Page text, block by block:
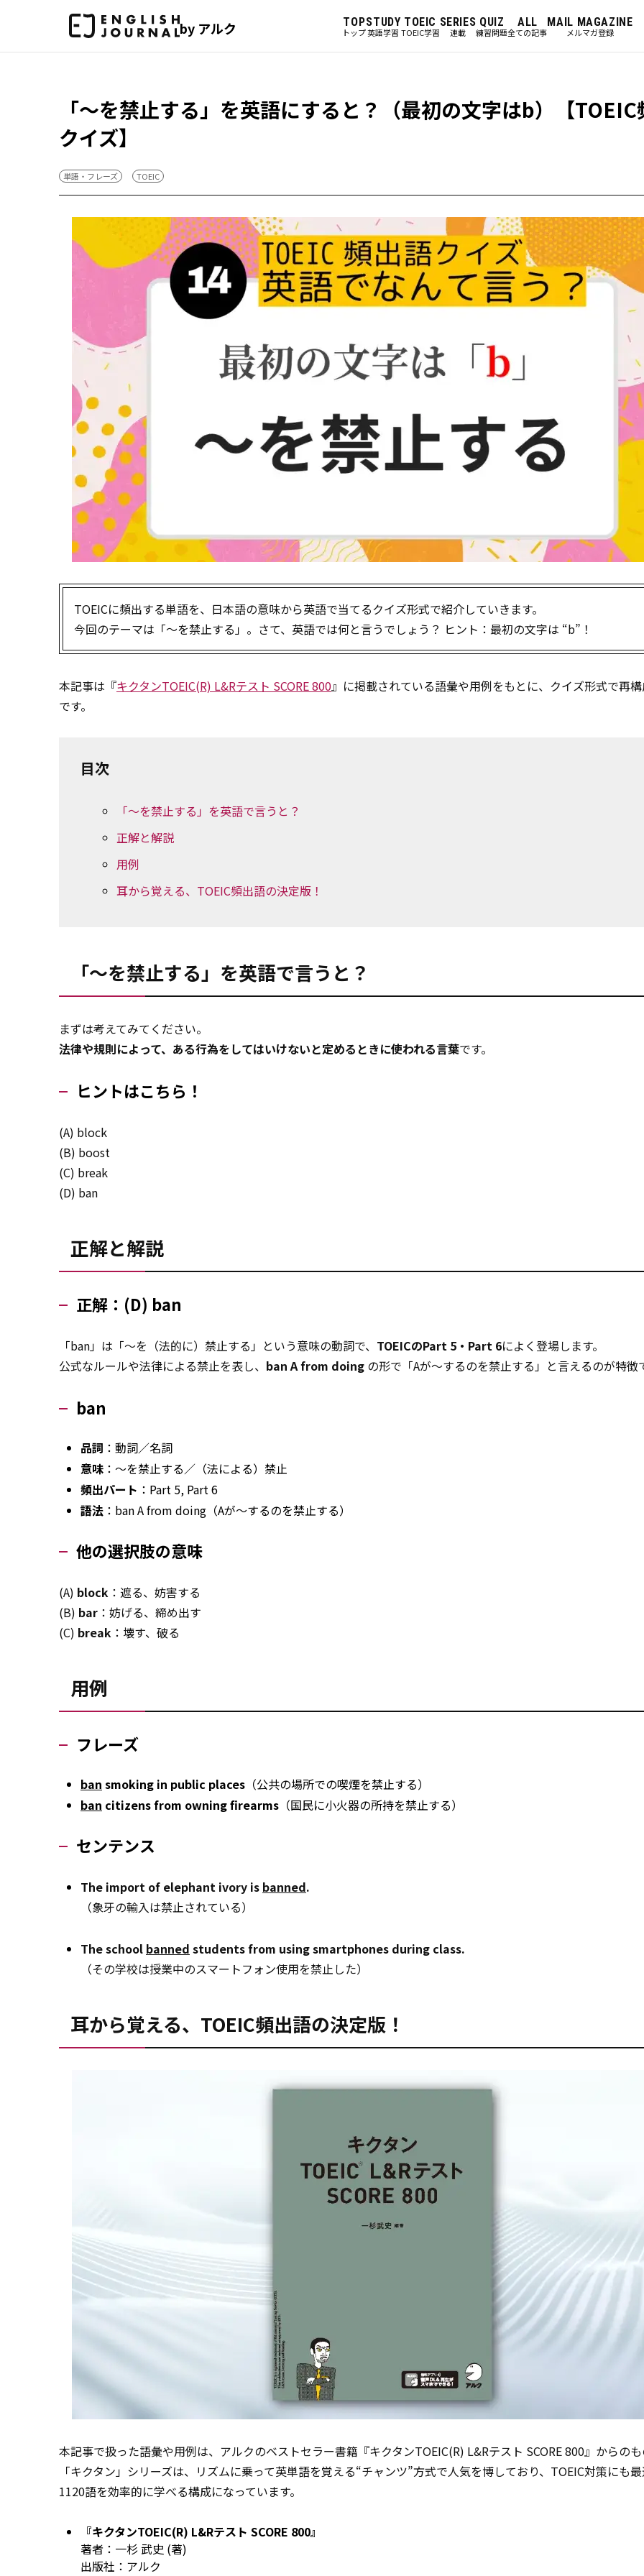
by アルク TOP
トップ
STUDY
英語学習
TOEIC
TOEIC学習
SERIES
連載
QUIZ
練習問題
ALL
全ての記事
MAIL MAGAZINE
メルマガ登録
「～を禁止する」を英語にすると？（最初の文字はb）【
クイズ】
単語・フレーズ TOEIC
TOEICに頻出する単語を、日本語の意味から英語で当てるクイズ形式で紹介していきます。
今回のテーマは「～を禁止する」。さて、英語では何と言うでしょう？ ヒント：最初の文字は “b”！
本記事は『キクタンTOEIC(R) L&Rテスト SCORE 800』に掲載されている語彙や用例をもとに、クイズ形式で再
です。
目次
「～を禁止する」を英語で言うと？
正解と解説
用例
耳から覚える、TOEIC頻出語の決定版！
「～を禁止する」を英語で言うと？
まずは考えてみてください。
法律や規則によって、ある行為をしてはいけないと定めるときに使われる言葉です。
ヒントはこちら！
(A) block
(B) boost
(C) break
(D) ban
正解と解説
正解：(D) ban
「ban」は「～を（法的に）禁止する」という意味の動詞で、 TOEICのPart 5・Part 6によく登場します。
公式なルールや法律による禁止を表し、 ban A from doing の形で「Aが～するのを禁止する」と言えるのが特徴
ban
品詞 ：動詞／名詞
意味 ：～を禁止する／（法による）禁止
頻出パート ：Part 5, Part 6
語法 ：ban A from doing（Aが～するのを禁止する）
他の選択肢の意味
(A) block ：遮る、妨害する
(B) bar ：妨げる、締め出す
(C) break ：壊す、破る
用例
フレーズ
ban smoking in public places （公共の場所での喫煙を禁止する）
ban citizens from owning firearms （国民に小火器の所持を禁止する）
センテンス
The import of elephant ivory is banned.
（象牙の輸入は禁止されている）
The school banned students from using smartphones during class.
（その学校は授業中のスマートフォン使用を禁止した）
耳から覚える、TOEIC頻出語の決定版！
本記事で扱った語彙や用例は、アルクのベストセラー書籍『キクタンTOEIC(R) L&Rテスト SCORE 800』からの
「キクタン」シリーズは、リズムに乗って英単語を覚える“チャンツ”方式で人気を博しており、TOEIC対策にも
1120語を効率的に学べる構成になっています。
『キクタンTOEIC(R) L&Rテスト SCORE 800』
著者：一杉 武史 (著)
出版社：アルク